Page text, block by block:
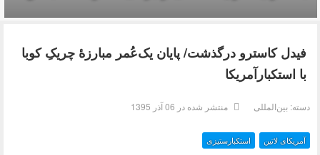
فیدل کاسترو درگذشت/ پایان یک‌عُمر مبارزۀ چریکِ کوبا
با استکبارآمریکا
دسته:بین‌المللی منتشر شده در 06 آذر 1395
آمریکای لاتین استکبارستیزی